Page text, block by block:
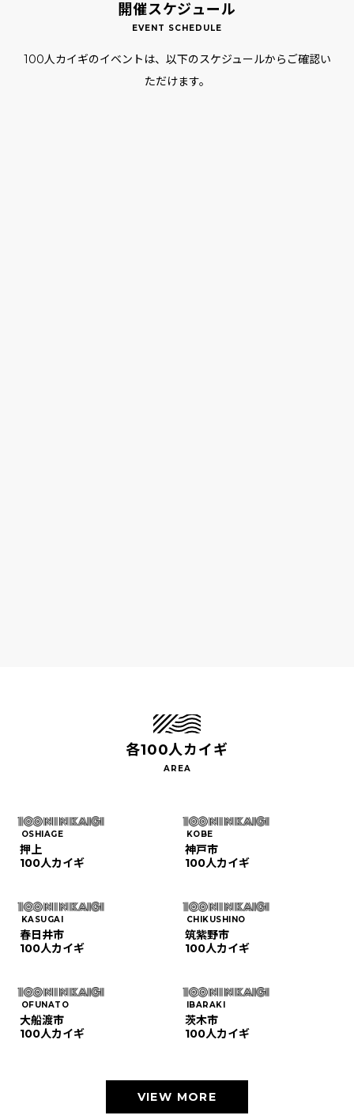
開催スケジュール
100人カイギのイベントは、以下のスケジュールからご確認い
ただけます。
各100人カイギ
OSHIAGE
押上
100人カイギ
KOBE
神戸市
100人カイギ
KASUGAI
春日井市
100人カイギ
CHIKUSHINO
筑紫野市
100人カイギ
OFUNATO
大船渡市
100人カイギ
IBARAKI
茨木市
100人カイギ
VIEW MORE